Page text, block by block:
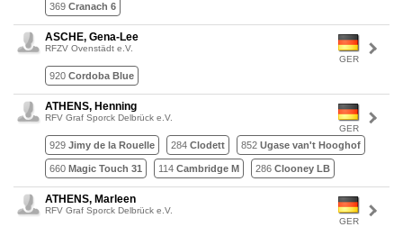
369 Cranach 6
GER
ASCHE, Gena-Lee
RFZV Ovenstädt e.V.
920 Cordoba Blue
GER
ATHENS, Henning
RFV Graf Sporck Delbrück e.V.
929 Jimy de la Rouelle 284 Clodett 852 Ugase van't Hooghof
660 Magic Touch 31 114 Cambridge M 286 Clooney LB
GER
ATHENS, Marleen
RFV Graf Sporck Delbrück e.V.